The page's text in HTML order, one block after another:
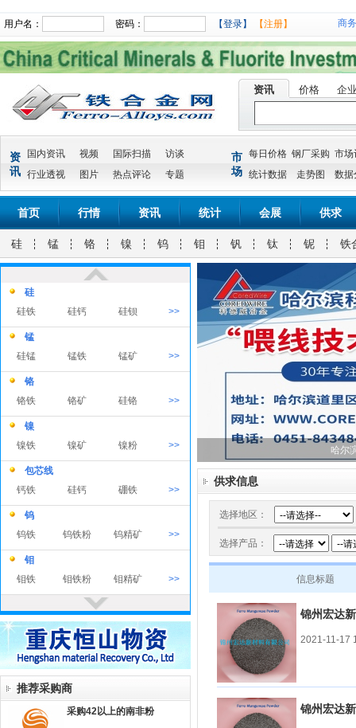
用户名： 密码： 【登录】 【注册】 商
资讯 价格 企
资
讯
国内资讯 视频 国际扫描
访谈
行业透视
图片 热点评论 专题
市
场
每日价格 钢厂采购 市场
统计数据
走势图 数据
首页 行情 资讯 统计 会展 供求
硅 锰 铬 镍 钨 钼 钒 钛 铌 铁
铁合金
铁合金
钽
钽
钙
电解钙 钙
电解钙 钙
粒
>>
碳酸锂
锂电池 氢氧化锂
硅
硅铁
硅钙 硅钡 >>
锰
硅锰
锰铁 锰矿 >>
铬
铬铁
铬矿 硅铬 >>
镍
镍铁
镍矿 镍粉 >>
包芯线
钙铁
硅钙 硼铁 >>
钨
钨铁
钨铁粉 钨精矿 >>
钼
钼铁
钼铁粉 钼精矿 >>
钒铁
钒氮 钒渣 >>
钛
钛铁
钛精矿 钛铁粉 >>
铌
钽铌矿
铌铁粉 铌铁|钽铁
推荐采购商
采购42以上的南非粉
哈尔
供求信息
选择地区：
选择产品：
信息标题
锦州宏达
2021-11-17
锦州宏达